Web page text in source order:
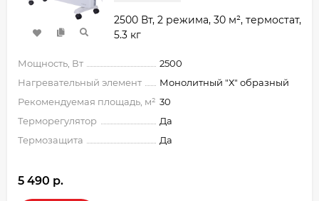
2500 Вт, 2 режима, 30 м², термостат,
5.3 кг
Мощность, Вт
2500
Нагревательный элемент
Монолитный "Х" образный
Рекомендуемая площадь, м² 30
Терморегулятор
Да
Термозащита
Да
5 490 p.